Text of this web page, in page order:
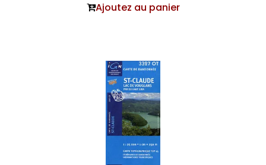
Ajoutez au panier